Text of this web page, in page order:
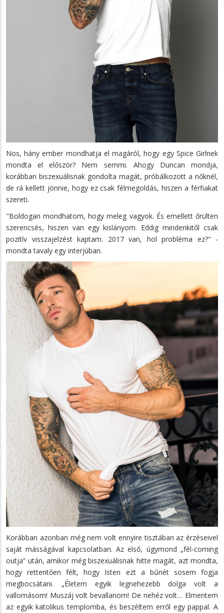
Nos, hány ember mondhatja el magáról, hogy egy Spice Girlnek
mondta el először? Nem semmi. Ahogy Duncan mondja,
korábban biszexuálisnak gondolta magát, próbálkozott a nőknél,
de rá kellett jönnie, hogy ez csak félmegoldás, hiszen a férfiakat
szereti.
"Boldogan mondhatom, hogy meleg vagyok. És emellett őrülten
szerencsés, hiszen van egy kislányom. Eddig mindenkitől csak
pozitív visszajelzést kaptam. 2017 van, hol probléma ez?" -
mondta tavaly egy interjúban.
Korábban azonban még nem volt ennyire tisztában az érzéseivel
saját másságával kapcsolatban. Az első, úgymond „fél-coming
outja” után, amikor még biszexuálisnak hitte magát, azt mondta,
hogy rettentően félt, hogy Isten ezt a bűnét sosem fogja
megbocsátani. „Életem egyik legnehezebb dolga volt a
vallomásom! Muszáj volt bevallanom! De nehéz volt… Elmentem
az egyik katolikus templomba, és beszéltem erről egy pappal. A